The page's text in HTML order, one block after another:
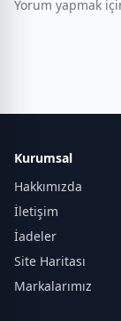
Yorum yapmak
Kurumsal
Hakkımızda
İletişim
İadeler
Site Haritası
Markalarımız